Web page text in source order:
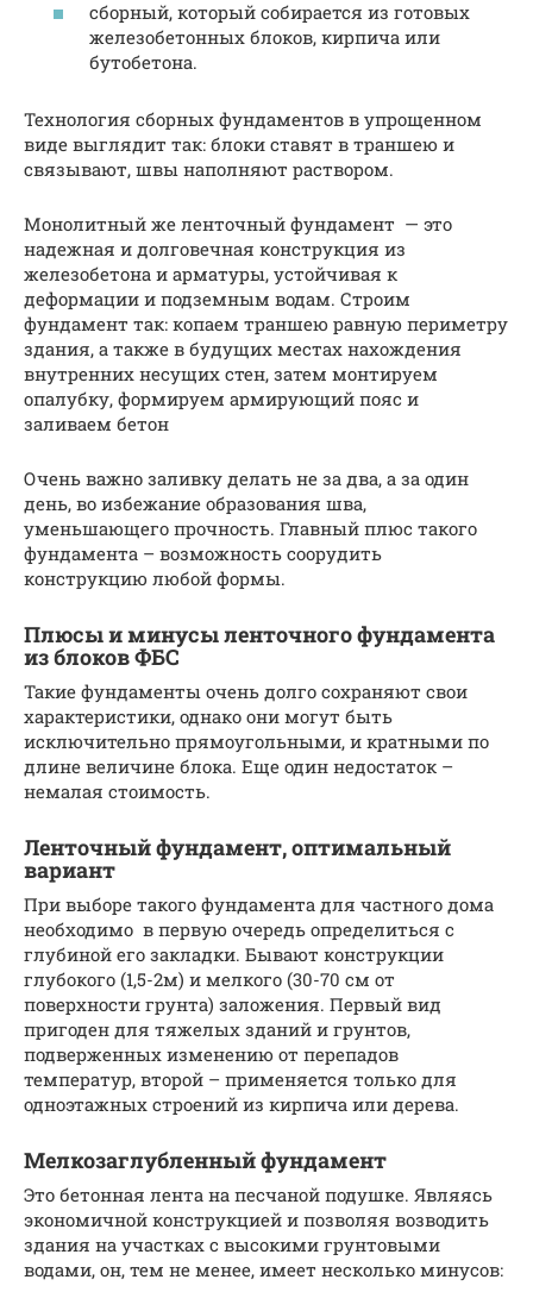
сборный, который собирается из готовых
железобетонных блоков, кирпича или
бутобетона.
Технология сборных фундаментов в упрощенном
виде выглядит так: блоки ставят в траншею и
связывают, швы наполняют раствором.
Монолитный же ленточный фундамент — это
надежная и долговечная конструкция из
железобетона и арматуры, устойчивая к
деформации и подземным водам. Строим
фундамент так: копаем траншею равную периметру
здания, а также в будущих местах нахождения
внутренних несущих стен, затем монтируем
опалубку, формируем армирующий пояс и
заливаем бетон
Очень важно заливку делать не за два, а за один
день, во избежание образования шва,
уменьшающего прочность. Главный плюс такого
фундамента – возможность соорудить
конструкцию любой формы.
Плюсы и минусы ленточного фундамента
из блоков ФБС
Такие фундаменты очень долго сохраняют свои
характеристики, однако они могут быть
исключительно прямоугольными, и кратными по
длине величине блока. Еще один недостаток –
немалая стоимость.
Ленточный фундамент, оптимальный
вариант
При выборе такого фундамента для частного дома
необходимо в первую очередь определиться с
глубиной его закладки. Бывают конструкции
глубокого (1,5-2м) и мелкого (30-70 см от
поверхности грунта) заложения. Первый вид
пригоден для тяжелых зданий и грунтов,
подверженных изменению от перепадов
температур, второй – применяется только для
одноэтажных строений из кирпича или дерева.
Мелкозаглубленный фундамент
Это бетонная лента на песчаной подушке. Являясь
экономичной конструкцией и позволяя возводить
здания на участках с высокими грунтовыми
водами, он, тем не менее, имеет несколько минусов: